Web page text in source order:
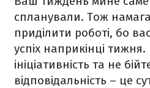
спланували. Тож
приділити роботі, бо
успіх наприкінці
ініціативність та не
відповідальність – це